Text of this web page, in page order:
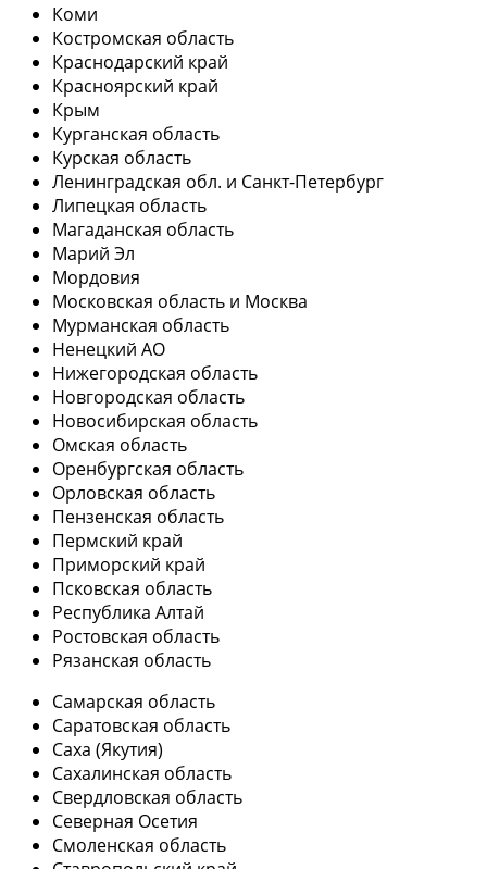
Коми
Костромская область
Краснодарский край
Красноярский край
Крым
Курганская область
Курская область
Ленинградская обл. и Санкт-Петербург
Липецкая область
Магаданская область
Марий Эл
Мордовия
Московская область и Москва
Мурманская область
Ненецкий АО
Нижегородская область
Новгородская область
Новосибирская область
Омская область
Оренбургская область
Орловская область
Пензенская область
Пермский край
Приморский край
Псковская область
Республика Алтай
Ростовская область
Рязанская область
Самарская область
Саратовская область
Саха (Якутия)
Сахалинская область
Свердловская область
Северная Осетия
Смоленская область